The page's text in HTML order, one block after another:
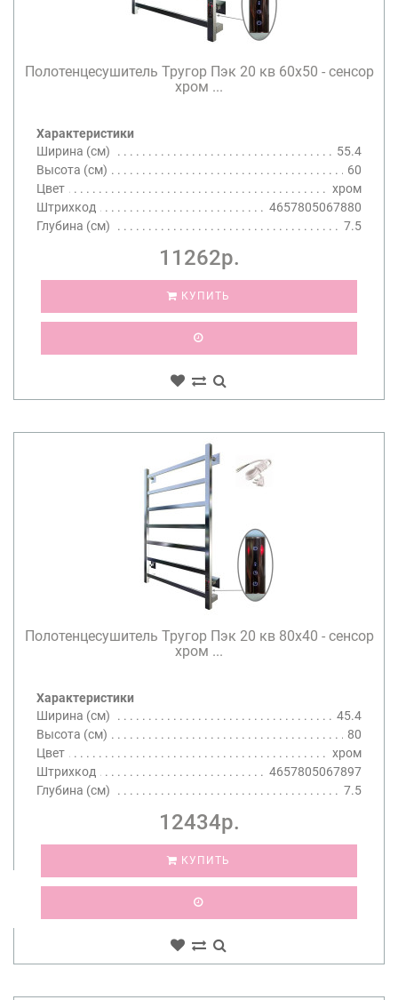
Полотенцесушитель Тругор Пэк 20 кв 60х50 - сенсор
хром ...
Характеристики
Ширина (см)
55.4
Высота (см)
60
Цвет
хром
Штрихкод
4657805067880
Глубина (см)
7.5
11262р.
КУПИТЬ
Полотенцесушитель Тругор Пэк 20 кв 80х40 - сенсор
хром ...
Характеристики
Ширина (см)
45.4
Высота (см)
80
Цвет
хром
Штрихкод
4657805067897
Глубина (см)
7.5
12434р.
КУПИТЬ